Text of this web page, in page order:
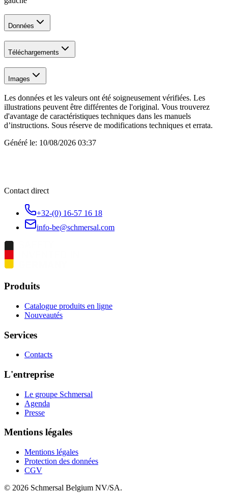
Données
Téléchargements
Images
Les données et les valeurs ont été soigneusement vérifiées. Les
illustrations peuvent être différentes de l'original. Vous trouverez
d'avantage de caractéristiques techniques dans les manuels
d’instructions. Sous réserve de modifications techniques et errata.
Généré le: 10/08/2026 03:37
Contact direct
+32-(0) 16-57 16 18
info-be@schmersal.com
Produits
Catalogue produits en ligne
Nouveautés
Services
Contacts
L'entreprise
Le groupe Schmersal
Agenda
Presse
Mentions légales
Mentions légales
Protection des données
CGV
© 2026 Schmersal Belgium NV/SA.